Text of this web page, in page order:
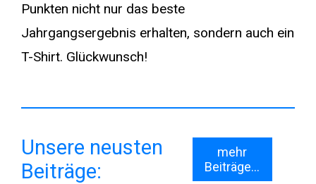
Punkten nicht nur das beste
Jahrgangsergebnis erhalten, sondern auch ein
T-Shirt. Glückwunsch!
Unsere neusten
Beiträge:
mehr
Beiträge...